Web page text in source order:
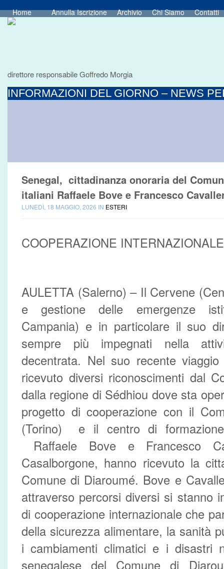
Home Annulla Iscrizione Archivio Chi Siamo Contatti
direttore responsabile Goffredo Morgia
INFORMAZIONI DEL GIORNO – NEWS
Senegal, cittadinanza onoraria del
italiani Raffaele Bove e Francesco
LUNEDÌ, 18 MAGGIO, 2026 IN ESTERI
COOPERAZIONE INTERNAZIONALE
AULETTA (Salerno) – Il Cervene
e gestione delle emergenze
Campania) e in particolare il suo
sempre più impegnati nella
decentrata. Nel suo recente
ricevuto diversi riconoscimenti dal
dalla regione di Sédhiou dove sta
progetto di cooperazione con il
(Torino) e il centro di formazione
Raffaele Bove e Francesco
Casalborgone, hanno ricevuto la
Comune di Diaroumé. Bove e
attraverso percorsi diversi si stanno
di cooperazione internazionale che
della sicurezza alimentare, la sanità
i cambiamenti climatici e i disastri
senegalese del Comune di